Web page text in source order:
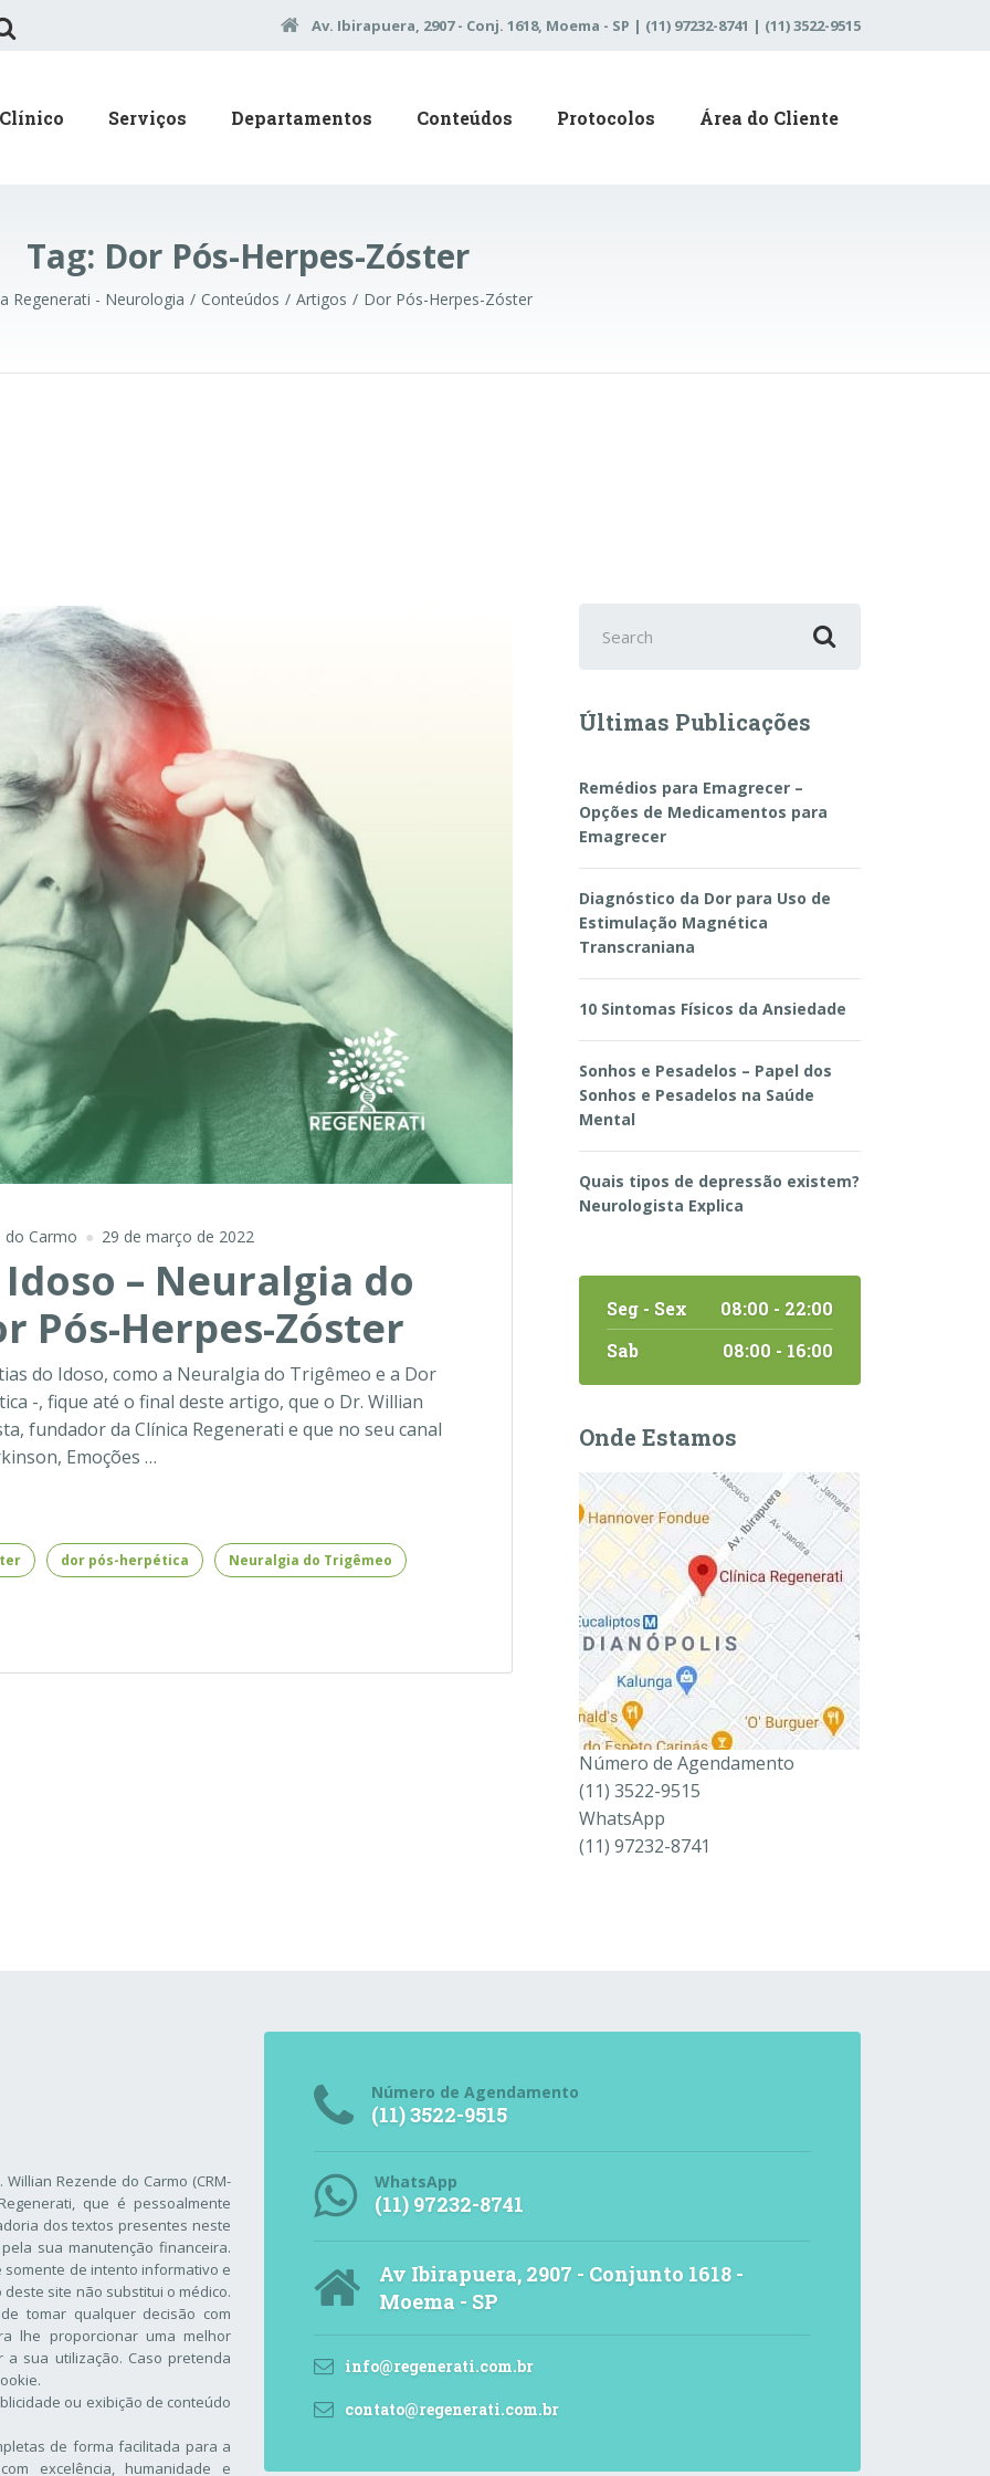
Av. Ibirapuera, 2907 - Conj. 1618, Moema - SP | (11) 97232-8741 | (11) 3522-9515
Serviços Departamentos Conteúdos Protocolos Área do Cliente
Tag: Dor Pós-Herpes-Zóster
Regenerati - Neurologia Conteúdos Artigos Dor Pós-Herpes-Zóster
do Carmo 29 de março de 2022
– Neuralgia do
Pós-Herpes-Zóster
do Idoso, como a Neuralgia do Trigêmeo e a Dor
-, fique até o final deste artigo, que o Dr. Willian
fundador da Clínica Regenerati e que no seu canal
Emoções …
dor pós-herpética Neuralgia do Trigêmeo
for:
Últimas Publicações
Remédios para Emagrecer –
Opções de Medicamentos para
Emagrecer
Diagnóstico da Dor para Uso de
Estimulação Magnética
Transcraniana
10 Sintomas Físicos da Ansiedade
Sonhos e Pesadelos – Papel dos
Sonhos e Pesadelos na Saúde
Mental
Quais tipos de depressão existem?
Neurologista Explica
Seg - Sex
08:00 - 22:00
Sab
08:00 - 16:00
Onde Estamos
Número de Agendamento
(11) 3522-9515
WhatsApp
(11) 97232-8741
Rezende do Carmo (CRM-
, que é pessoalmente
dos textos presentes neste
sua manutenção financeira.
somente de intento informativo e
site não substitui o médico.
tomar qualquer decisão com
lhe proporcionar uma melhor
a sua utilização. Caso pretenda
.
ou exibição de conteúdo
de forma facilitada para a
excelência, humanidade e
Número de Agendamento
(11) 3522-9515
WhatsApp
(11) 97232-8741
Av Ibirapuera, 2907 - Conjunto 1618 -
Moema - SP
info@regenerati.com.br
contato@regenerati.com.br